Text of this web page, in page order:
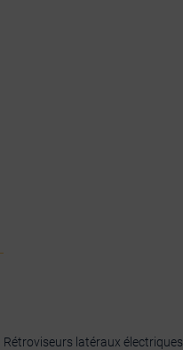
Rétroviseurs latéraux électriques